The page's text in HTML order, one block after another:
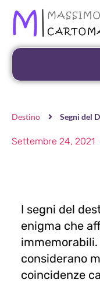
Destino Segni del
Settembre 24, 2021
I segni del
enigma che
considerano
coincidenze